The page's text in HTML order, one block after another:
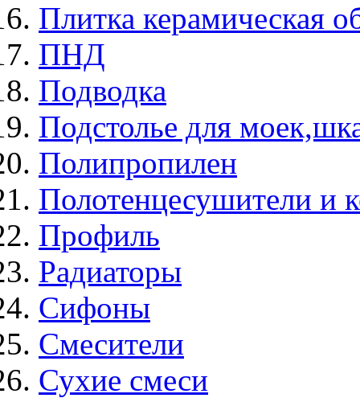
Плитка керамическая
ПНД
Подводка
Подстолье для
Полипропилен
Полотенцесушители и
Профиль
Радиаторы
Сифоны
Смесители
Сухие смеси